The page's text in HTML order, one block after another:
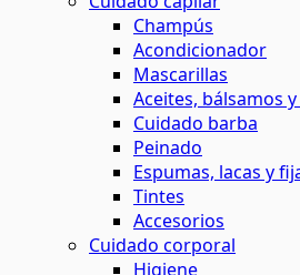
Champús
Acondicionador
Mascarillas
Aceites, bálsamos
Cuidado barba
Peinado
Espumas, lacas y
Tintes
Accesorios
Cuidado corporal
Higiene